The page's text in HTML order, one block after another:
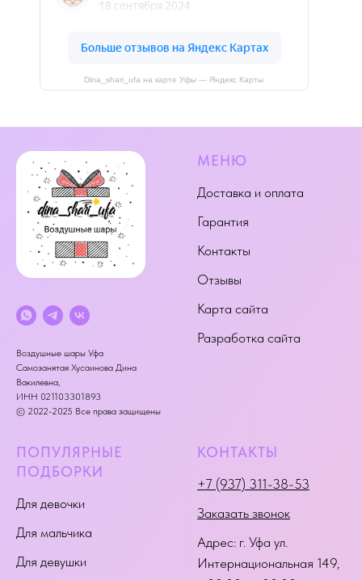
Dina_shari_ufa на карте Уфы — Яндекс Карты
Воздушные шары Уфа
Самозанятая Хусаинова Дина
Вакилевна,
ИНН 021103301893
© 2022-2025 Все права защищены
МЕНЮ
Доставка и оплата
Гарантия
Контакты
Отзывы
Карта сайта
Разработка сайта
ПОПУЛЯРНЫЕ
ПОДБОРКИ
Для девочки
Для мальчика
Для девушки
КОНТАКТЫ
+7 (937) 311-38-53
Заказать звонок
Адрес: г. Уфа ул.
Интернациональная 149,